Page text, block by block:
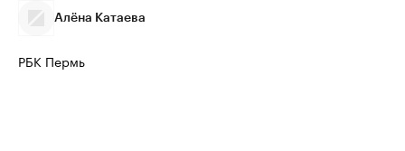
Алёна Катаева
РБК Пермь